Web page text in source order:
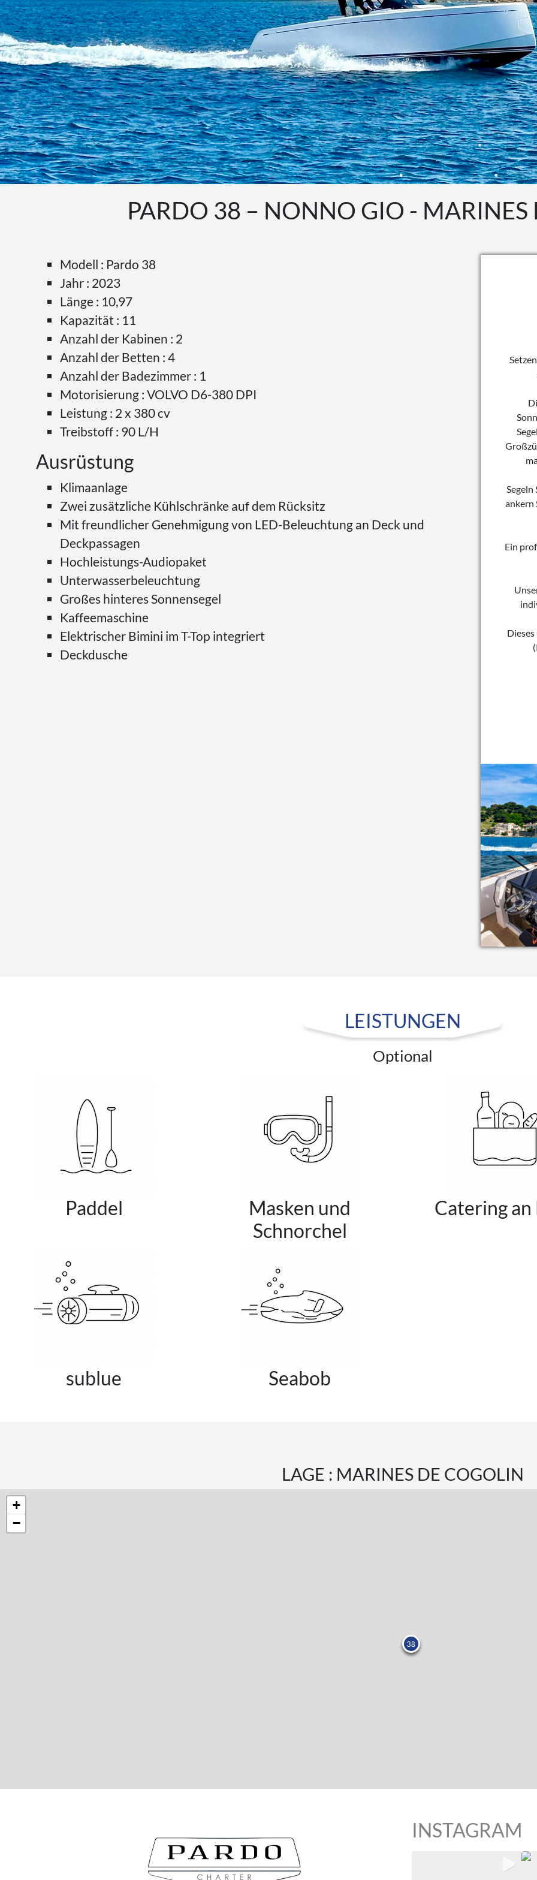
PARDO 38 – NONNO GIO - MARINES
Modell : Pardo 38
Jahr : 2023
Länge : 10,97
Kapazität : 11
Anzahl der Kabinen : 2
Anzahl der Betten : 4
Anzahl der Badezimmer : 1
Motorisierung : VOLVO D6-380 DPI
Leistung : 2 x 380 cv
Treibstoff : 90 L/H
Ausrüstung
Klimaanlage
Zwei zusätzliche Kühlschränke auf dem Rücksitz
Mit freundlicher Genehmigung von LED-Beleuchtung an Deck und
Deckpassagen
Hochleistungs-Audiopaket
Unterwasserbeleuchtung
Großes hinteres Sonnensegel
Kaffeemaschine
Elektrischer Bimini im T-Top integriert
Deckdusche
Segeln
ankern
Ein
LEISTUNGEN
Optional
Paddel
Masken und
Schnorchel
Catering
sublue Seabob
LAGE : MARINES DE COGOLIN
38
+
−
INSTAGRAM